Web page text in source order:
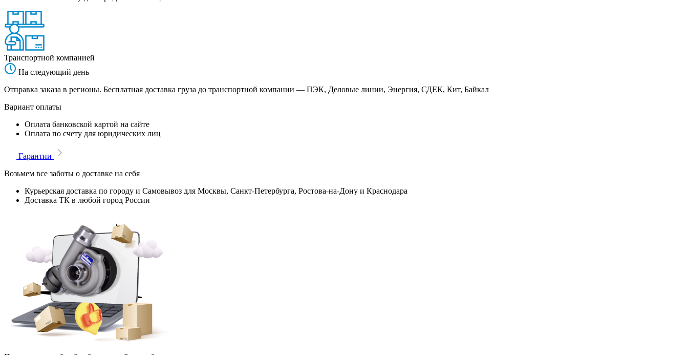
Транспортной компанией
На следующий день
Отправка заказа в регионы. Бесплатная доставка груза до транспортной компании — ПЭК, Деловые линии, Энергия, СДЕК, Кит, Байкал
Вариант оплаты
Оплата банковской картой на сайте
Оплата по счету для юридических лиц
Гарантии
Возьмем все заботы о доставке на себя
Курьерская доставка по городу и Самовывоз для Москвы, Санкт-Петербурга, Ростова-на-Дону и Краснодара
Доставка ТК в любой город России